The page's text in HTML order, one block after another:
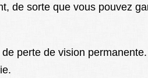
de sorte que vous pouvez
perte de vision permanente.